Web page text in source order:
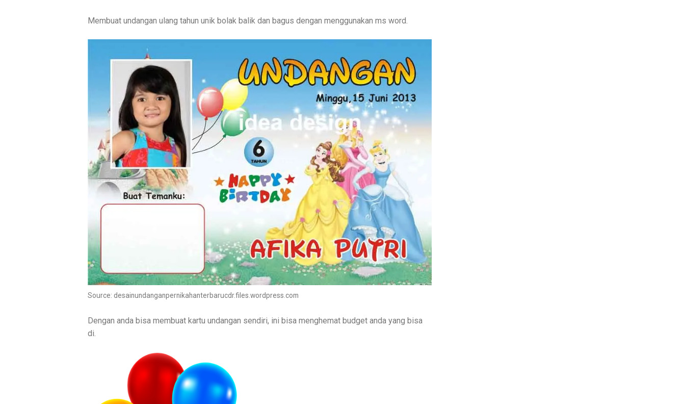
Membuat undangan ulang tahun unik bolak balik dan bagus dengan menggunakan ms word.
Source: desainundanganpernikahanterbarucdr.files.wordpress.com
Dengan anda bisa membuat kartu undangan sendiri, ini bisa menghemat budget anda yang bisa
di.